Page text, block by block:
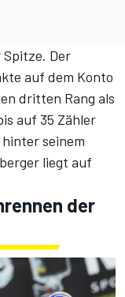
Spitze. Der
auf dem Konto
dritten Rang als
auf 35 Zähler
seinem
liegt auf
der